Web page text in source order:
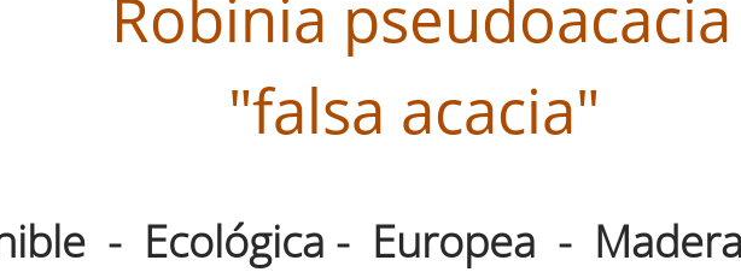
Robinia pseudoacacia
"falsa acacia"
- Ecológica - Europea -